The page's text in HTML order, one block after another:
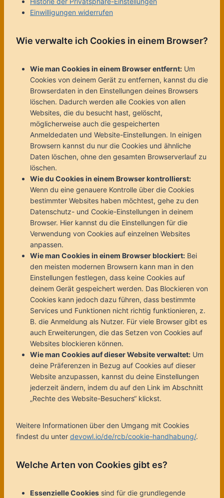
Einwilligungen widerrufen
Wie verwalte ich Cookies in einem Browser?
Wie man Cookies in einem Browser entfernt: Um
Cookies von deinem Gerät zu entfernen, kannst du die
Browserdaten in den Einstellungen deines Browsers
löschen. Dadurch werden alle Cookies von allen
Websites, die du besucht hast, gelöscht,
möglicherweise auch die gespeicherten
Anmeldedaten und Website-Einstellungen. In einigen
Browsern kannst du nur die Cookies und ähnliche
Daten löschen, ohne den gesamten Browserverlauf zu
löschen.
Wie du Cookies in einem Browser kontrollierst:
Wenn du eine genauere Kontrolle über die Cookies
bestimmter Websites haben möchtest, gehe zu den
Datenschutz- und Cookie-Einstellungen in deinem
Browser. Hier kannst du die Einstellungen für die
Verwendung von Cookies auf einzelnen Websites
anpassen.
Wie man Cookies in einem Browser blockiert: Bei
den meisten modernen Browsern kann man in den
Einstellungen festlegen, dass keine Cookies auf
deinem Gerät gespeichert werden. Das Blockieren von
Cookies kann jedoch dazu führen, dass bestimmte
Services und Funktionen nicht richtig funktionieren, z.
B. die Anmeldung als Nutzer. Für viele Browser gibt es
auch Erweiterungen, die das Setzen von Cookies auf
Websites blockieren können.
Wie man Cookies auf dieser Website verwaltet: Um
deine Präferenzen in Bezug auf Cookies auf dieser
Website anzupassen, kannst du deine Einstellungen
jederzeit ändern, indem du auf den Link im Abschnitt
„Rechte des Website-Besuchers“ klickst.
Weitere Informationen über den Umgang mit Cookies
findest du unter devowl.io/de/rcb/cookie-handhabung/.
Welche Arten von Cookies gibt es?
Essenzielle Cookies sind für die grundlegende